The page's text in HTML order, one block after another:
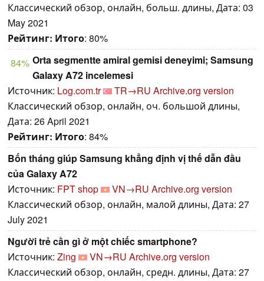
Классический обзор, онлайн, больш. длины, Дата: 03
May 2021
Рейтинг: Итого: 80%
84% Orta segmentte amiral gemisi deneyimi; Samsung
Galaxy A72 incelemesi
Источник: Log.com.tr TR→RU Archive.org version
Классический обзор, онлайн, оч. большой длины,
Дата: 26 April 2021
Рейтинг: Итого: 84%
Bốn tháng giúp Samsung khẳng định vị thế dẫn đầu
của Galaxy A72
Источник: FPT shop VN→RU Archive.org version
Классический обзор, онлайн, малой длины, Дата: 27
July 2021
Người trẻ cần gì ở một chiếc smartphone?
Источник: Zing VN→RU Archive.org version
Классический обзор, онлайн, средн. длины, Дата: 27